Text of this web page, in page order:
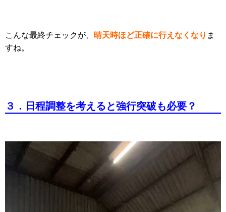
こんな最終チェックが、 晴天時ほど正確に行えなくなり ま
すね。
３．日程調整を考えると強行突破も必要？
レ